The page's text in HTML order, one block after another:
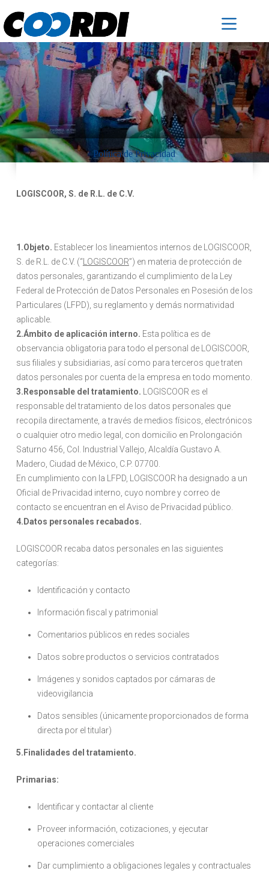
Política de Privacidad
LOGISCOOR, S. de R.L. de C.V.
1.Objeto. Establecer los lineamientos internos de LOGISCOOR,
S. de R.L. de C.V. (“LOGISCOOR”) en materia de protección de
datos personales, garantizando el cumplimiento de la Ley
Federal de Protección de Datos Personales en Posesión de los
Particulares (LFPD), su reglamento y demás normatividad
aplicable.
2.Ámbito de aplicación interno. Esta política es de
observancia obligatoria para todo el personal de LOGISCOOR,
sus filiales y subsidiarias, así como para terceros que traten
datos personales por cuenta de la empresa en todo momento.
3.Responsable del tratamiento.
LOGISCOOR es el
responsable del tratamiento de los datos personales que
recopila directamente, a través de medios físicos, electrónicos
o cualquier otro medio legal, con domicilio en Prolongación
Saturno 456, Col. Industrial Vallejo, Alcaldía Gustavo A.
Madero, Ciudad de México, C.P. 07700.
En cumplimiento con la LFPD, LOGISCOOR ha designado a un
Oficial de Privacidad interno, cuyo nombre y correo de
contacto se encuentran en el Aviso de Privacidad público.
4.Datos personales recabados.
LOGISCOOR recaba datos personales en las siguientes
categorías:
Identificación y contacto
Información fiscal y patrimonial
Comentarios públicos en redes sociales
Datos sobre productos o servicios contratados
Imágenes y sonidos captados por cámaras de
videovigilancia
Datos sensibles (únicamente proporcionados de forma
directa por el titular)
5.Finalidades del tratamiento.
Primarias:
Identificar y contactar al cliente
Proveer información, cotizaciones, y ejecutar
operaciones comerciales
Dar cumplimiento a obligaciones legales y contractuales